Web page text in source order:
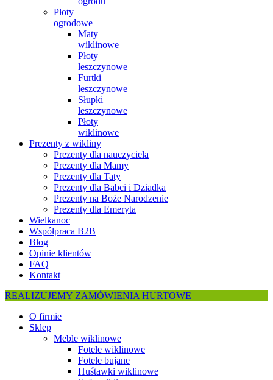
Płoty
ogrodowe
Maty
wiklinowe
Płoty
leszczynowe
Furtki
leszczynowe
Słupki
leszczynowe
Płoty
wiklinowe
Prezenty z wikliny
Prezenty dla nauczyciela
Prezenty dla Mamy
Prezenty dla Taty
Prezenty dla Babci i Dziadka
Prezenty na Boże Narodzenie
Prezenty dla Emeryta
Wielkanoc
Współpraca B2B
Blog
Opinie klientów
FAQ
Kontakt
REALIZUJEMY ZAMÓWIENIA HURTOWE
O firmie
Sklep
Meble wiklinowe
Fotele wiklinowe
Fotele bujane
Huśtawki wiklinowe